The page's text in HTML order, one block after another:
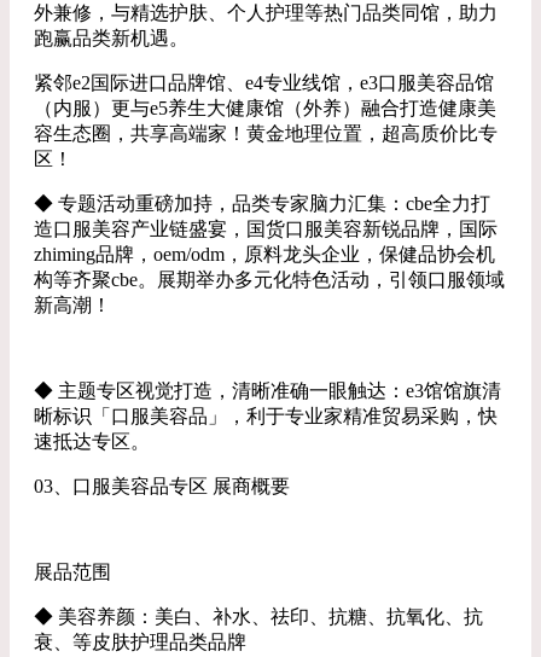
外兼修，与精选护肤、个人护理等热门品类同馆，助力
跑赢品类新机遇。
紧邻e2国际进口品牌馆、e4专业线馆，e3口服美容品馆
（内服）更与e5养生大健康馆（外养）融合打造健康美
容生态圈，共享高端家！黄金地理位置，超高质价比专
区！
◆ 专题活动重磅加持，品类专家脑力汇集：cbe全力打
造口服美容产业链盛宴，国货口服美容新锐品牌，国际
zhiming品牌，oem/odm，原料龙头企业，保健品协会机
构等齐聚cbe。展期举办多元化特色活动，引领口服领域
新高潮！
◆ 主题专区视觉打造，清晰准确一眼触达：e3馆馆旗清
晰标识「口服美容品」，利于专业家精准贸易采购，快
速抵达专区。
03、口服美容品专区 展商概要
展品范围
◆ 美容养颜：美白、补水、祛印、抗糖、抗氧化、抗
衰、等皮肤护理品类品牌